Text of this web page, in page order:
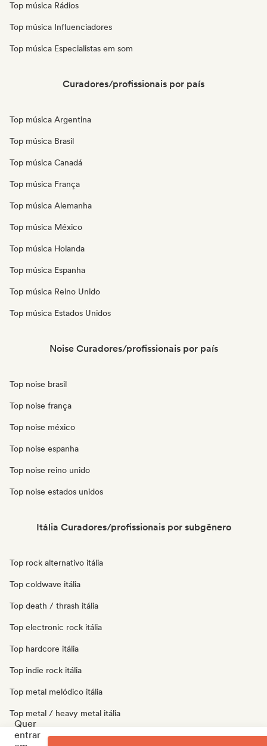
Top música Rádios
Top música Influenciadores
Top música Especialistas em som
Curadores/profissionais por país
Top música Argentina
Top música Brasil
Top música Canadá
Top música França
Top música Alemanha
Top música México
Top música Holanda
Top música Espanha
Top música Reino Unido
Top música Estados Unidos
Noise Curadores/profissionais por país
Top noise brasil
Top noise frança
Top noise méxico
Top noise espanha
Top noise reino unido
Top noise estados unidos
Itália Curadores/profissionais por subgênero
Top rock alternativo itália
Top coldwave itália
Top death / thrash itália
Top electronic rock itália
Top hardcore itália
Top indie rock itália
Top metal melódico itália
Top metal / heavy metal itália
Top post punk itália
Quer
entrar